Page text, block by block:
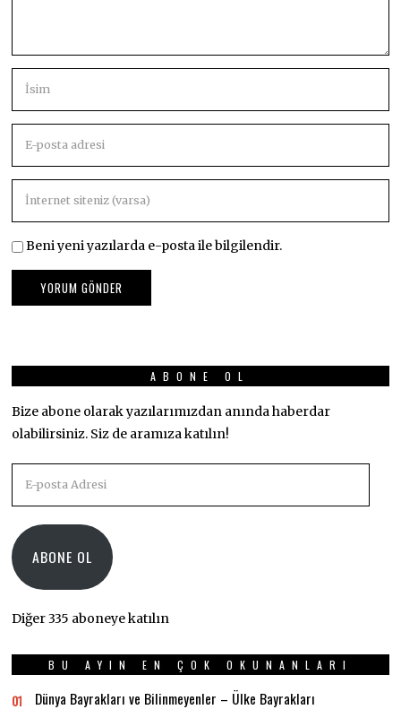
Beni yeni yazılarda e-posta ile bilgilendir.
ABONE OL
Bize abone olarak yazılarımızdan anında haberdar
olabilirsiniz. Siz de aramıza katılın!
posta
ABONE OL
Diğer 335 aboneye katılın
BU AYIN EN ÇOK OKUNANLARI
01 Dünya Bayrakları ve Bilinmeyenler – Ülke Bayrakları